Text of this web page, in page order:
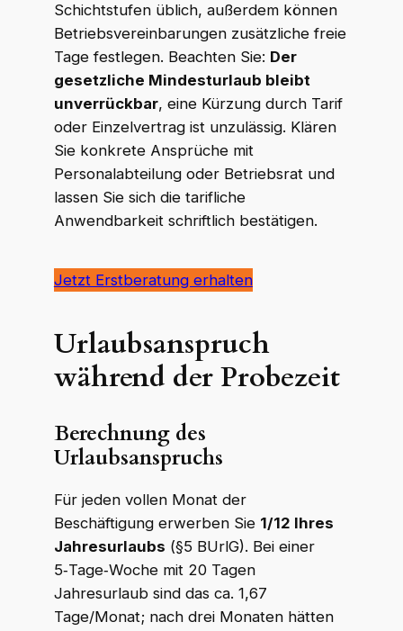
Schichtstufen üblich, außerdem können
Betriebsvereinbarungen zusätzliche freie
Tage festlegen. Beachten Sie: Der
gesetzliche Mindesturlaub bleibt
unverrückbar, eine Kürzung durch Tarif
oder Einzelvertrag ist unzulässig. Klären
Sie konkrete Ansprüche mit
Personalabteilung oder Betriebsrat und
lassen Sie sich die tarifliche
Anwendbarkeit schriftlich bestätigen.
Jetzt Erstberatung erhalten
Urlaubsanspruch
während der Probezeit
Berechnung des
Urlaubsanspruchs
Für jeden vollen Monat der
Beschäftigung erwerben Sie 1/12 Ihres
Jahresurlaubs (§5 BUrlG). Bei einer
5‑Tage‑Woche mit 20 Tagen
Jahresurlaub sind das ca. 1,67
Tage/Monat; nach drei Monaten hätten